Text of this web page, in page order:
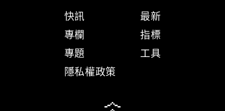
快訊
專欄
專題
隱私權政策
最新
指標
工具